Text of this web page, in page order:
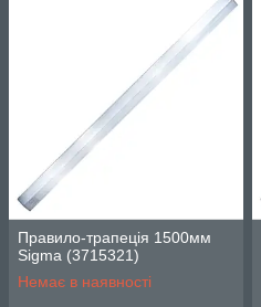
Правило-трапеція 1500мм
Sigma (3715321)
Немає в наявності